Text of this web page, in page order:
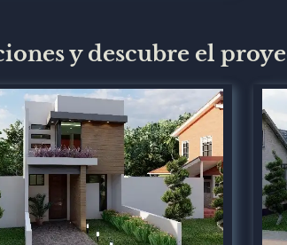
y descubre el